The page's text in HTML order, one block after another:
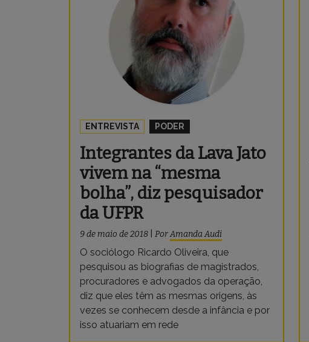
ENTREVISTA PODER
Integrantes da Lava Jato
vivem na “mesma
bolha”, diz pesquisador
da UFPR
9 de maio de 2018 PorAmanda Audi
O sociólogo Ricardo Oliveira, que
pesquisou as biografias de magistrados,
procuradores e advogados da operação,
diz que eles têm as mesmas origens, às
vezes se conhecem desde a infância e por
isso atuariam em rede